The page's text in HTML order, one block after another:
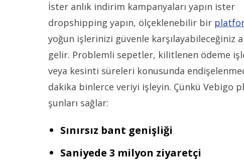
İster anlık indirim kampanyaları yapın ister
dropshipping yapın, ölçeklenebilir bir
yoğun işlerinizi güvenle karşılayabileceğiniz
gelir. Problemli sepetler, kilitlenen ödeme
veya kesinti süreleri konusunda
dakika binlerce veriyi işleyin. Çünkü Vebigo
şunları sağlar:
Sınırsız bant genişliği
Saniyede 3 milyon ziyaretçi